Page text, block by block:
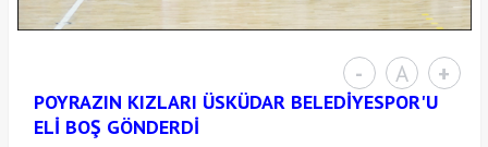
- A +
POYRAZIN KIZLARI ÜSKÜDAR BELEDİYESPOR'U
ELİ BOŞ GÖNDERDİ